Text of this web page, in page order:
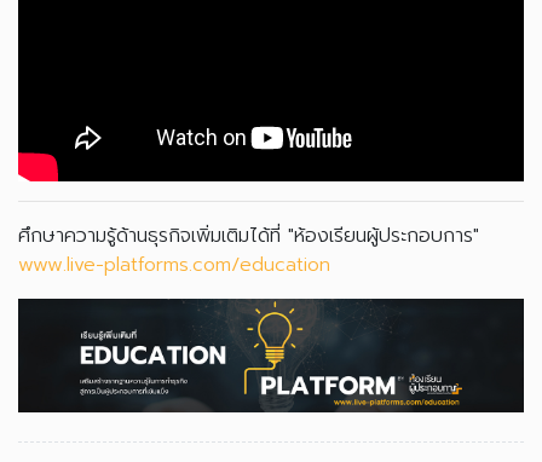
ศึกษาความรู้ด้านธุรกิจเพิ่มเติมได้ที่ "ห้องเรียนผู้ประกอบการ"
www.live-platforms.com/education